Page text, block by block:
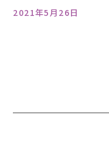
2021年5月26日